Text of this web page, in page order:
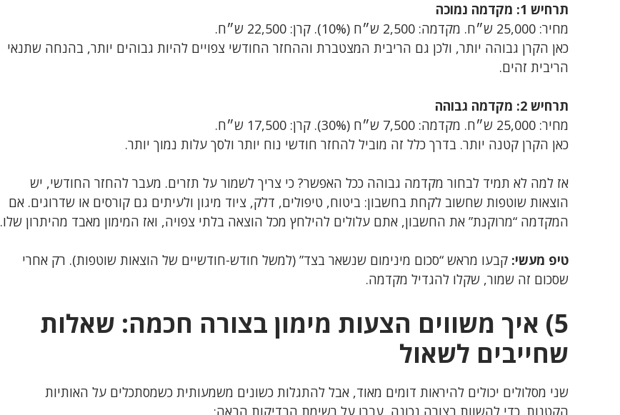
תרחיש 1: מקדמה נמוכה
מחיר: 25,000 ש״ח. מקדמה: 2,500 ש״ח (10%). קרן: 22,500 ש״ח.
כאן הקרן גבוהה יותר, ולכן גם הריבית המצטברת וההחזר החודשי צפויים להיות גבוהים יותר, בהנחה שתנאי
הריבית זהים.
תרחיש 2: מקדמה גבוהה
מחיר: 25,000 ש״ח. מקדמה: 7,500 ש״ח (30%). קרן: 17,500 ש״ח.
כאן הקרן קטנה יותר. בדרך כלל זה מוביל להחזר חודשי נוח יותר ולסך עלות נמוך יותר.
אז למה לא תמיד לבחור מקדמה גבוהה ככל האפשר? כי צריך לשמור על תזרים. מעבר להחזר החודשי, יש
הוצאות שוטפות שחשוב לקחת בחשבון: ביטוח, טיפולים, דלק, ציוד מיגון ולעיתים גם קורסים או שדרוגים. אם
המקדמה “מרוקנת” את החשבון, אתם עלולים להילחץ מכל הוצאה בלתי צפויה, ואז המימון מאבד מהיתרון שלו.
טיפ מעשי: קבעו מראש “סכום מינימום שנשאר בצד” (למשל חודש-חודשיים של הוצאות שוטפות). רק אחרי
שסכום זה שמור, שקלו להגדיל מקדמה.
5) איך משווים הצעות מימון בצורה חכמה: שאלות
שחייבים לשאול
שני מסלולים יכולים להיראות דומים מאוד, אבל להתגלות כשונים משמעותית כשמסתכלים על האותיות
הקטנות. כדי להשוות בצורה נכונה, עברו על רשימת הבדיקות הבאה: